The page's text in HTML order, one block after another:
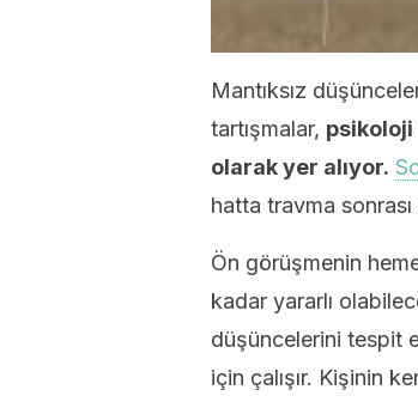
Mantıksız
tartışmalar, psikoloji
olarak yer alıyor.
hatta travma
Ön görüşmenin
kadar yararlı
düşüncelerini tespit
için çalışır. Kişinin